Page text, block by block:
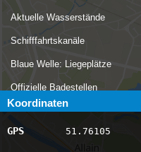
Aktuelle Wasserstände
Schifffahrtskanäle
Blaue Welle: Liegeplätze
Offizielle Badestellen
Nachrichten Binnenschifffahrt
AIS-Schiffspositionen
Koordinaten
GPS 51.76105